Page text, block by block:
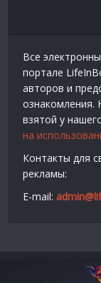
Все
портале
авторов и
ознакомления.
взятой у
на
Контакты для
рекламы:
E-mail:
© 2012-2024